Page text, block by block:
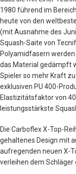
1980 führend im
heute von den
(mit Ausnahme des
Squash-Saite von
Polyamidfasern
das Material gedämpft
Spieler so mehr Kraft
exklusiven PU 400-
Elastizitätsfaktor von
leistungsstärkste
Die Carboflex X-Top-
gehaltenes Design mit
aufregenden neuen X-
verleihen dem Schläger